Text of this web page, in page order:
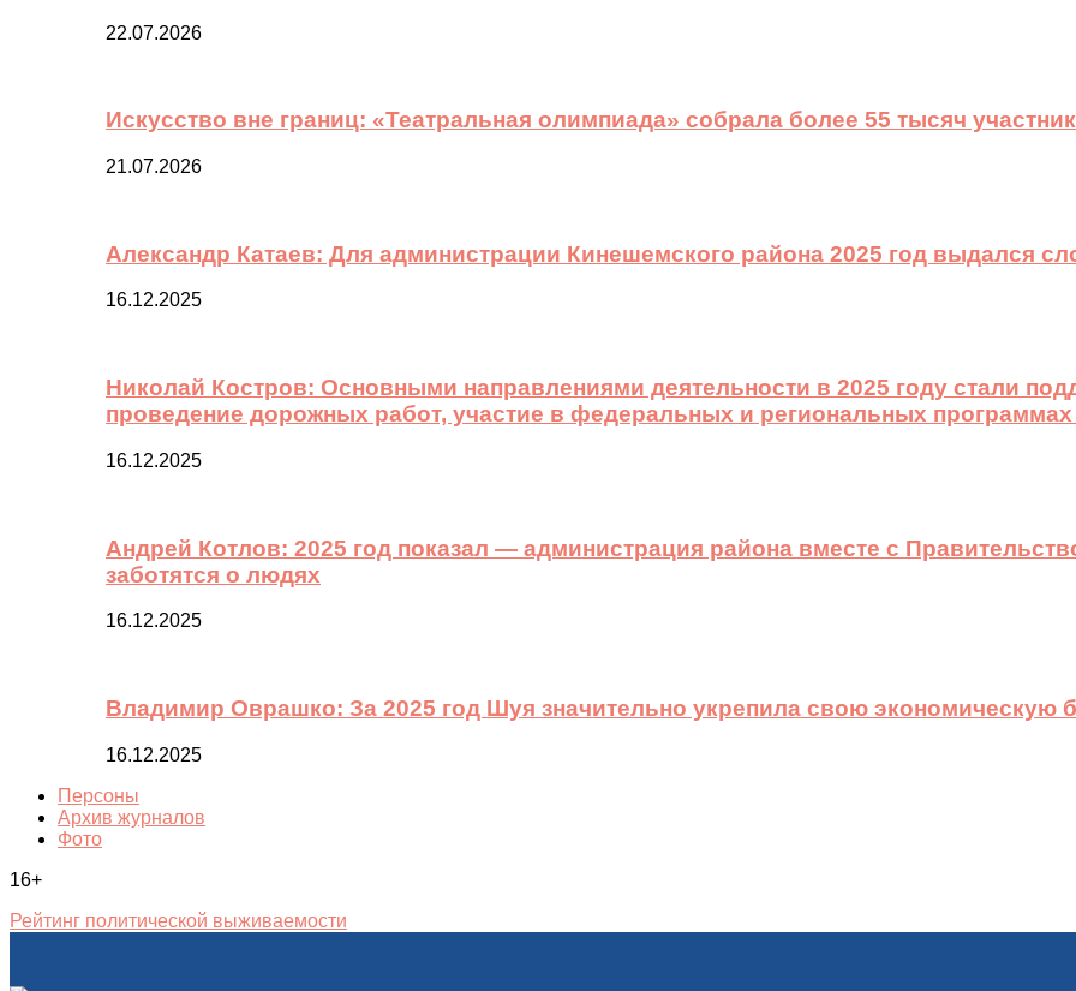
22.07.2026
Искусство вне границ: «Театральная олимпиада» собрала более 55 тысяч
21.07.2026
Александр Катаев: Для администрации Кинешемского района 2025 год выдался
16.12.2025
Николай Костров: Основными направлениями деятельности в 2025 году стали
проведение дорожных работ, участие в федеральных и региональных программах
16.12.2025
Андрей Котлов: 2025 год показал — администрация района вместе с
заботятся о людях
16.12.2025
Владимир Оврашко: За 2025 год Шуя значительно укрепила свою экономическую
16.12.2025
Персоны
Архив журналов
Фото
16+
Рейтинг политической выживаемости